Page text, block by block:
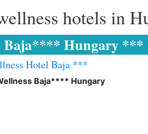
hotels in
Baja**** Hungary ***
Hotel Baja ***
Baja**** Hungary